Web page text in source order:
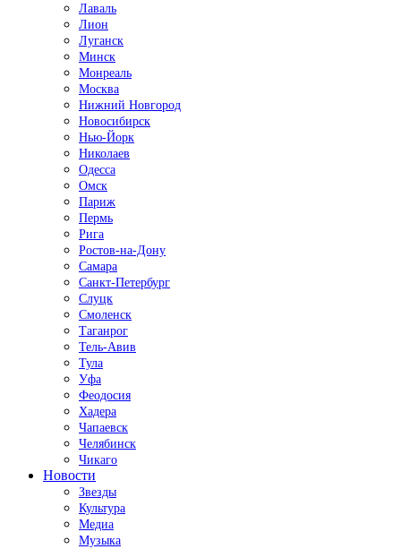
Лаваль
Лион
Луганск
Минск
Монреаль
Москва
Нижний Новгород
Новосибирск
Нью-Йорк
Николаев
Одесса
Омск
Париж
Пермь
Рига
Ростов-на-Дону
Самара
Санкт-Петербург
Слуцк
Смоленск
Таганрог
Тель-Авив
Тула
Уфа
Феодосия
Хадера
Чапаевск
Челябинск
Чикаго
Новости
Звезды
Культура
Медиа
Музыка